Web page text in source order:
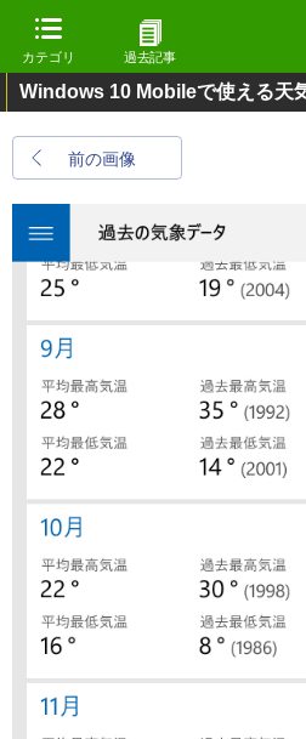
カテゴリ 過去記事
Windows 10 Mobileで使える天
前の画像